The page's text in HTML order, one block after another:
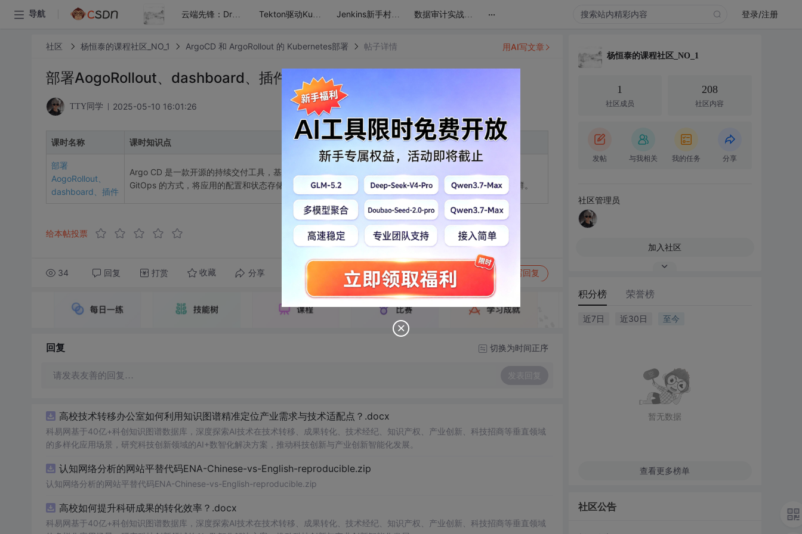
导航 云端先锋：Drone与K8S的自动化交付艺术 Tekton驱动Kubernetes：CICD自动化实战宝典 Jenkins新手村至K8s企业级DevOps高地：实战进阶之路 数据审计实战班：探索Yearning SQL审核系统的奥秘 ... 登录/注册
社区 杨恒泰的课程社区_NO_1 ArgoCD 和 ArgoRollout 的 Kubernetes部署 帖子详情
部署AogoRollout、dashboard、插件
TTY同学 2025-05-10 16:01:26
课时名称 课时知识点
部署
AogoRollout、
dashboard、插件
Argo CD 是一款开源的持续交付工具，基于 Kubernetes，用于实现应用的自动化部署和版本管理。它通过
GitOps 的方式，将应用的配置和状态存储在 Git 仓库中，能够自动检测配置变更并同步到 Kubernetes 集群。
给本帖投票
34 回复 打赏 收藏 分享 转发到动态 举报 写回复
用AI写文章
回复 切换为时间正序
请发表友善的回复… 发表回复
高校技术转移办公室如何利用知识图谱精准定位产业需求与技术适配点？.docx
科易网基于40亿+科创知识图谱数据库，深度探索AI技术在技术转移、成果转化、技术经纪、知识产权、产业创新、科技招商等垂直领域
的多样化应用场景，研究科技创新领域的AI+数智化解决方案，推动科技创新与产业创新智能化发展。
认知网络分析的网站平替代码ENA-Chinese-vs-English-reproducible.zip
认知网络分析的网站平替代码ENA-Chinese-vs-English-reproducible.zip
高校如何提升科研成果的转化效率？.docx
科易网基于40亿+科创知识图谱数据库，深度探索AI技术在技术转移、成果转化、技术经纪、知识产权、产业创新、科技招商等垂直领域
杨恒泰的课程社区_NO_1
1
社区成员
208
社区内容
发帖 与我相关 我的任务 分享
社区管理员
加入社区
积分榜 荣誉榜
近7日 近30日 至今
暂无数据
查看更多榜单
社区公告